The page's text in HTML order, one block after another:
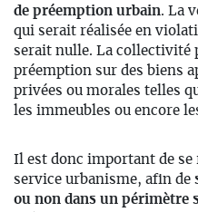
de préemption urbain. La
qui serait réalisée en
serait nulle. La collectivité
préemption sur des biens
privées ou morales telles
les immeubles ou encore
Il est donc important de se
service urbanisme, afin de
ou non dans un périmètre